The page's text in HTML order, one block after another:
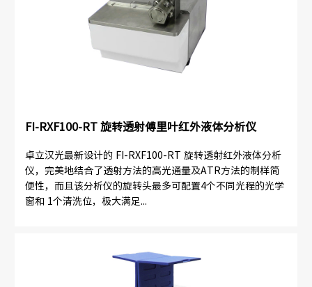
FI-RXF100-RT 旋转透射傅里叶红外液体分析仪
卓立汉光最新设计的 FI-RXF100-RT 旋转透射红外液体分析
仪，完美地结合了透射方法的高光通量及ATR方法的制样简
便性，而且该分析仪的旋转头最多可配置4个不同光程的光学
窗和 1个清洗位，极大满足...